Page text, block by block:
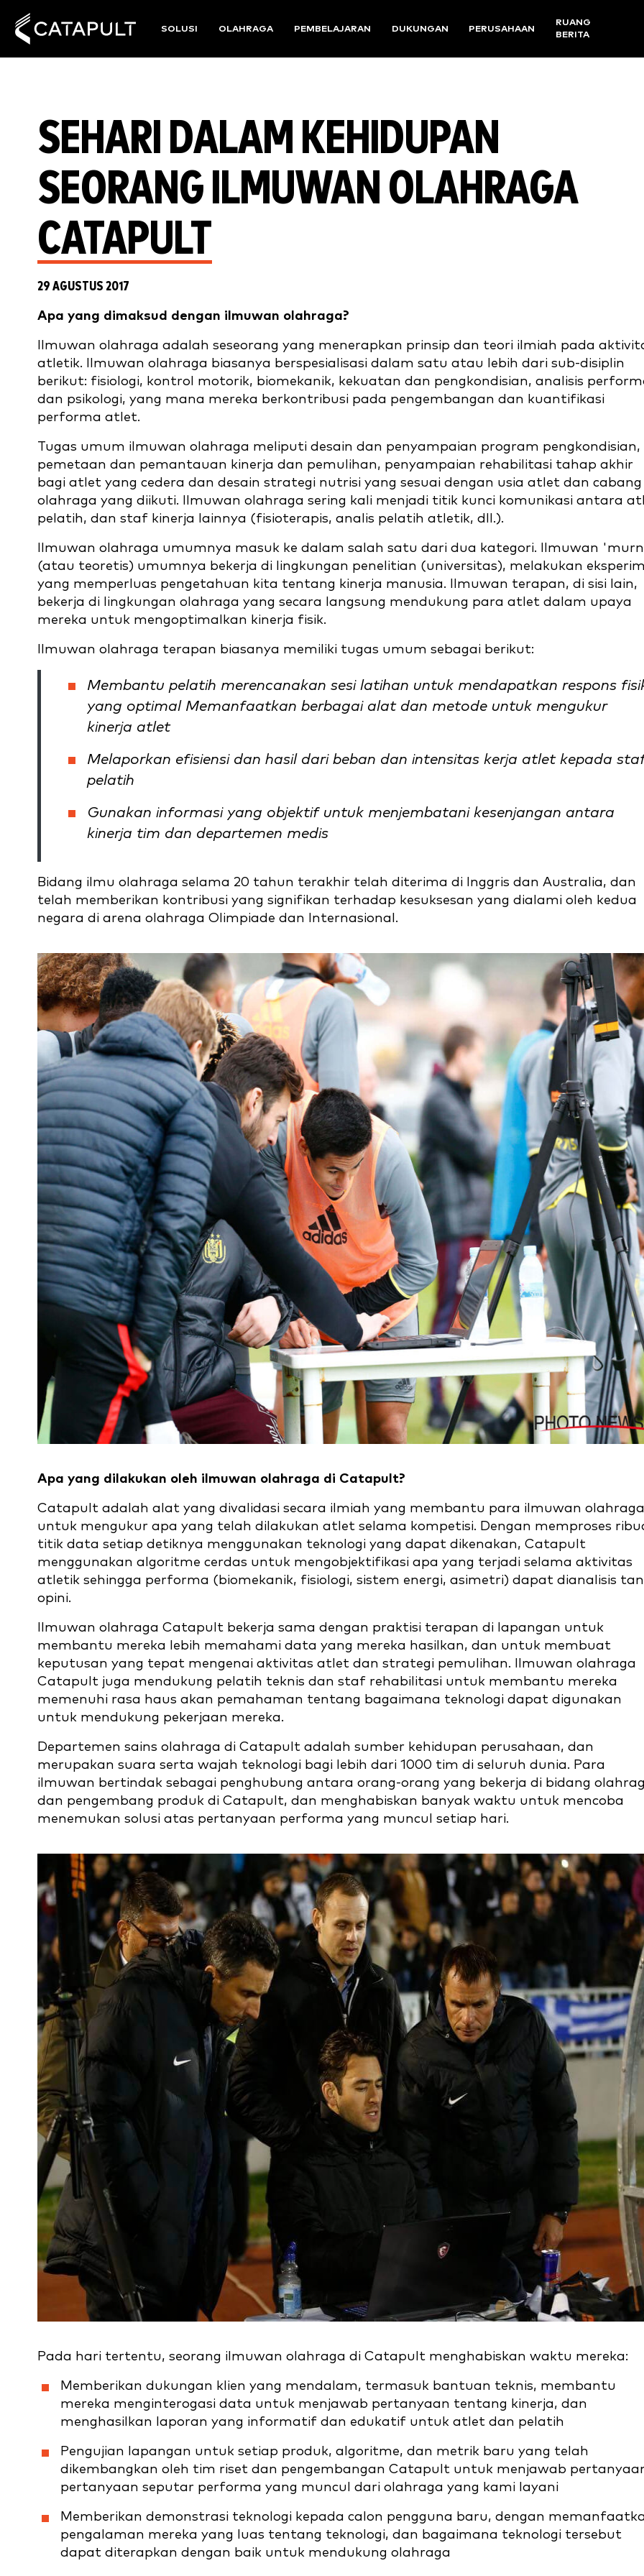
SOLUSI OLAHRAGA PEMBELAJARAN DUKUNGAN PERUSAHAAN
RUANG
BERITA
SEHARI DALAM KEHIDUPAN
SEORANG ILMUWAN OLAHRAGA
CATAPULT
29 AGUSTUS 2017
Apa yang dimaksud dengan ilmuwan olahraga?
Ilmuwan olahraga adalah seseorang yang menerapkan prinsip dan teori ilmiah pada
atletik. Ilmuwan olahraga biasanya berspesialisasi dalam satu atau lebih dari sub-disiplin
berikut: fisiologi, kontrol motorik, biomekanik, kekuatan dan pengkondisian, analisis
dan psikologi, yang mana mereka berkontribusi pada pengembangan dan kuantifikasi
performa atlet.
Tugas umum ilmuwan olahraga meliputi desain dan penyampaian program pengkondisian,
pemetaan dan pemantauan kinerja dan pemulihan, penyampaian rehabilitasi tahap akhir
bagi atlet yang cedera dan desain strategi nutrisi yang sesuai dengan usia atlet dan cabang
olahraga yang diikuti. Ilmuwan olahraga sering kali menjadi titik kunci komunikasi antara
pelatih, dan staf kinerja lainnya (fisioterapis, analis pelatih atletik, dll.).
Ilmuwan olahraga umumnya masuk ke dalam salah satu dari dua kategori. Ilmuwan
(atau teoretis) umumnya bekerja di lingkungan penelitian (universitas), melakukan
yang memperluas pengetahuan kita tentang kinerja manusia. Ilmuwan terapan, di sisi lain,
bekerja di lingkungan olahraga yang secara langsung mendukung para atlet dalam upaya
mereka untuk mengoptimalkan kinerja fisik.
Ilmuwan olahraga terapan biasanya memiliki tugas umum sebagai berikut:
Membantu pelatih merencanakan sesi latihan untuk mendapatkan respons
yang optimal Memanfaatkan berbagai alat dan metode untuk mengukur
kinerja atlet
Melaporkan efisiensi dan hasil dari beban dan intensitas kerja atlet kepada
pelatih
Gunakan informasi yang objektif untuk menjembatani kesenjangan antara
kinerja tim dan departemen medis
Bidang ilmu olahraga selama 20 tahun terakhir telah diterima di Inggris dan Australia, dan
telah memberikan kontribusi yang signifikan terhadap kesuksesan yang dialami oleh kedua
negara di arena olahraga Olimpiade dan Internasional.
Apa yang dilakukan oleh ilmuwan olahraga di Catapult?
Catapult adalah alat yang divalidasi secara ilmiah yang membantu para ilmuwan olahraga
untuk mengukur apa yang telah dilakukan atlet selama kompetisi. Dengan memproses
titik data setiap detiknya menggunakan teknologi yang dapat dikenakan, Catapult
menggunakan algoritme cerdas untuk mengobjektifikasi apa yang terjadi selama aktivitas
atletik sehingga performa (biomekanik, fisiologi, sistem energi, asimetri) dapat dianalisis
opini.
Ilmuwan olahraga Catapult bekerja sama dengan praktisi terapan di lapangan untuk
membantu mereka lebih memahami data yang mereka hasilkan, dan untuk membuat
keputusan yang tepat mengenai aktivitas atlet dan strategi pemulihan. Ilmuwan olahraga
Catapult juga mendukung pelatih teknis dan staf rehabilitasi untuk membantu mereka
memenuhi rasa haus akan pemahaman tentang bagaimana teknologi dapat digunakan
untuk mendukung pekerjaan mereka.
Departemen sains olahraga di Catapult adalah sumber kehidupan perusahaan, dan
merupakan suara serta wajah teknologi bagi lebih dari 1000 tim di seluruh dunia. Para
ilmuwan bertindak sebagai penghubung antara orang-orang yang bekerja di bidang
dan pengembang produk di Catapult, dan menghabiskan banyak waktu untuk mencoba
menemukan solusi atas pertanyaan performa yang muncul setiap hari.
Pada hari tertentu, seorang ilmuwan olahraga di Catapult menghabiskan waktu mereka:
Memberikan dukungan klien yang mendalam, termasuk bantuan teknis, membantu
mereka menginterogasi data untuk menjawab pertanyaan tentang kinerja, dan
menghasilkan laporan yang informatif dan edukatif untuk atlet dan pelatih
Pengujian lapangan untuk setiap produk, algoritme, dan metrik baru yang telah
dikembangkan oleh tim riset dan pengembangan Catapult untuk menjawab
pertanyaan seputar performa yang muncul dari olahraga yang kami layani
Memberikan demonstrasi teknologi kepada calon pengguna baru, dengan
pengalaman mereka yang luas tentang teknologi, dan bagaimana teknologi tersebut
dapat diterapkan dengan baik untuk mendukung olahraga